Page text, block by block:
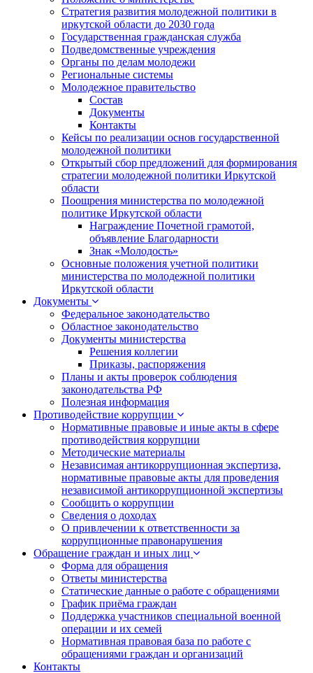
Стратегия развития молодежной политики в
иркутской области до 2030 года
Государственная гражданская служба
Подведомственные учреждения
Органы по делам молодежи
Региональные системы
Молодежное правительство
Состав
Документы
Контакты
Кейсы по реализации основ государственной
молодежной политики
Открытый сбор предложений для формирования
стратегии молодежной политики Иркутской
области
Поощрения министерства по молодежной
политике Иркутской области
Награждение Почетной грамотой,
объявление Благодарности
Знак «Молодость»
Основные положения учетной политики
министерства по молодежной политики
Иркутской области
Документы
Федеральное законодательство
Областное законодательство
Документы министерства
Решения коллегии
Приказы, распоряжения
Планы и акты проверок соблюдения
законодательства РФ
Полезная информация
Противодействие коррупции
Нормативные правовые и иные акты в сфере
противодействия коррупции
Методические материалы
Независимая антикоррупционная экспертиза,
нормативные правовые акты для проведения
независимой антикоррупционной экспертизы
Сообщить о коррупции
Сведения о доходах
О привлечении к ответственности за
коррупционные правонарушения
Обращение граждан и иных лиц
Форма для обращения
Ответы министерства
Статические данные о работе с обращениями
График приёма граждан
Поддержка участников специальной военной
операции и их семей
Нормативная правовая база по работе с
обращениями граждан и организаций
Контакты